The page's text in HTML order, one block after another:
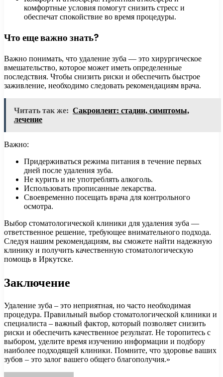
комфортные условия помогут снизить стресс и
обеспечат спокойствие во время процедуры.
Что еще важно знать?
Важно понимать, что удаление зуба — это хирургическое
вмешательство, которое может иметь определенные
последствия. Чтобы снизить риски и обеспечить быстрое
заживление, необходимо следовать рекомендациям врача.
Читать так же: Сакроилеит: стадии, симптомы,
лечение
Важно:
Придерживаться режима питания в течение первых
дней после удаления зуба.
Не курить и не употреблять алкоголь.
Использовать прописанные лекарства.
Своевременно посещать врача для контрольного
осмотра.
Выбор стоматологической клиники для удаления зуба —
ответственное решение, требующее внимательного подхода.
Следуя нашим рекомендациям, вы сможете найти надежную
клинику и получить качественную стоматологическую
помощь в Иркутске.
Заключение
Удаление зуба – это неприятная, но часто необходимая
процедура. Правильный выбор стоматологической клиники и
специалиста – важный фактор, который позволяет снизить
риски и обеспечить качественное результат. Не торопитесь с
выбором, уделите время изучению информации и подбору
наиболее подходящей клиники. Помните, что здоровье ваших
зубов – это залог вашего общего благополучия.»